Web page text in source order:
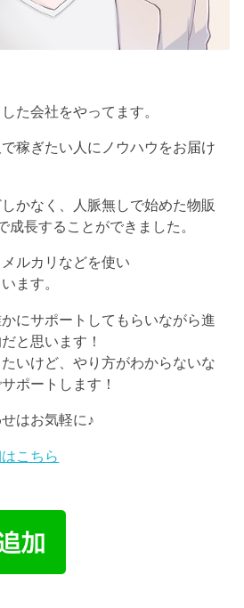
た会社をやってます。
稼ぎたい人にノウハウをお届け
かなく、人脈無しで始めた物販
成長することができました。
ルカリなどを使い
ます。
にサポートしてもらいながら進
と思います！
いけど、やり方がわからないな
ポートします！
はお気軽に♪
こちら